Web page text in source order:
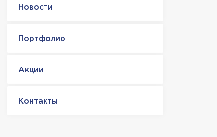
Новости
Портфолио
Акции
Контакты